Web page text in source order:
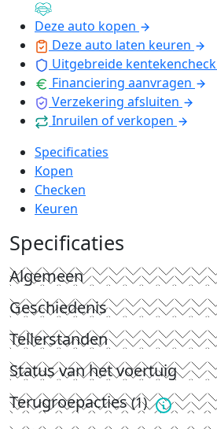
Deze auto kopen
Deze auto laten keuren
Uitgebreide kentekencheck
Financiering aanvragen
Verzekering afsluiten
Inruilen of verkopen
Specificaties
Kopen
Checken
Keuren
Specificaties
Algemeen
Geschiedenis
Tellerstanden
Status van het voertuig
Terugroepacties(1)